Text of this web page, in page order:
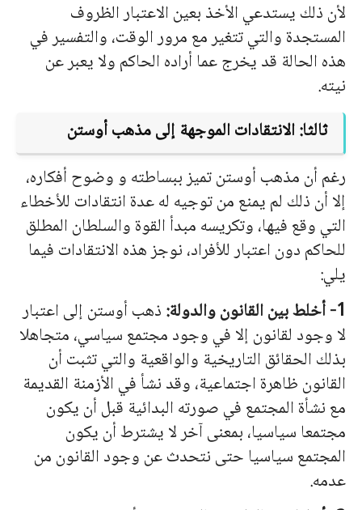
لأن ذلك يستدعي الأخذ بعين الاعتبار الظروف
المستجدة والتي تتغير مع مرور الوقت، والتفسير في
هذه الحالة قد يخرج عما أراده الحاكم ولا يعبر عن
نيته.
ثالثا: الانتقادات الموجهة إلى مذهب أوستن
رغم أن مذهب أوستن تميز ببساطته و وضوح أفكاره،
إلا أن ذلك لم يمنع من توجيه له عدة انتقادات للأخطاء
التي وقع فيها، وتكريسه مبدأ القوة والسلطان المطلق
للحاكم دون اعتبار للأفراد، نوجز هذه الانتقادات فيما
يلي:
1- أخلط بين القانون والدولة:
ذهب أوستن إلى اعتبار
لا وجود لقانون إلا في وجود مجتمع سياسي، متجاهلا
بذلك الحقائق التاريخية والواقعية والتي تثبت أن
القانون ظاهرة اجتماعية، وقد نشأ في الأزمنة القديمة
مع نشأة المجتمع في صورته البدائية قبل أن يكون
مجتمعا سياسيا، بمعنى آخر لا يشترط أن يكون
المجتمع سياسيا حتى نتحدث عن وجود القانون من
عدمه.